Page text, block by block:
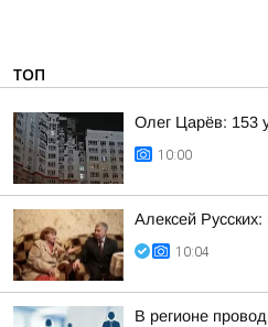
ТОП
Олег Царёв: 153
10:00
Алексей
10:04
В регионе